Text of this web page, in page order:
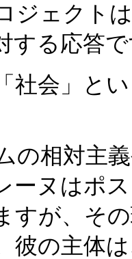
ジェクト
する応答
社会」と
の相対主
ーヌはポ
すが、そ
彼の主体